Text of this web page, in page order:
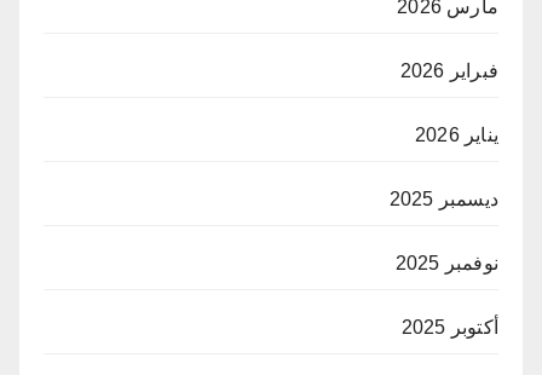
مارس 2026
فبراير 2026
يناير 2026
ديسمبر 2025
نوفمبر 2025
أكتوبر 2025